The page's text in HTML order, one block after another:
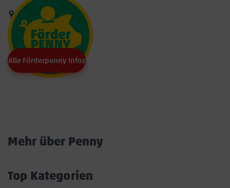
Alle Förderpenny Infos
Mehr über Penny
Top Kategorien